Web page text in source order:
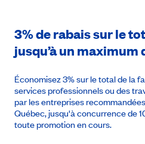
3% de rabais sur le
jusqu’à un maximum
Économisez 3% sur le total de la
services professionnels ou des
par les entreprises
Québec, jusqu'à concurrence de
toute promotion en cours.